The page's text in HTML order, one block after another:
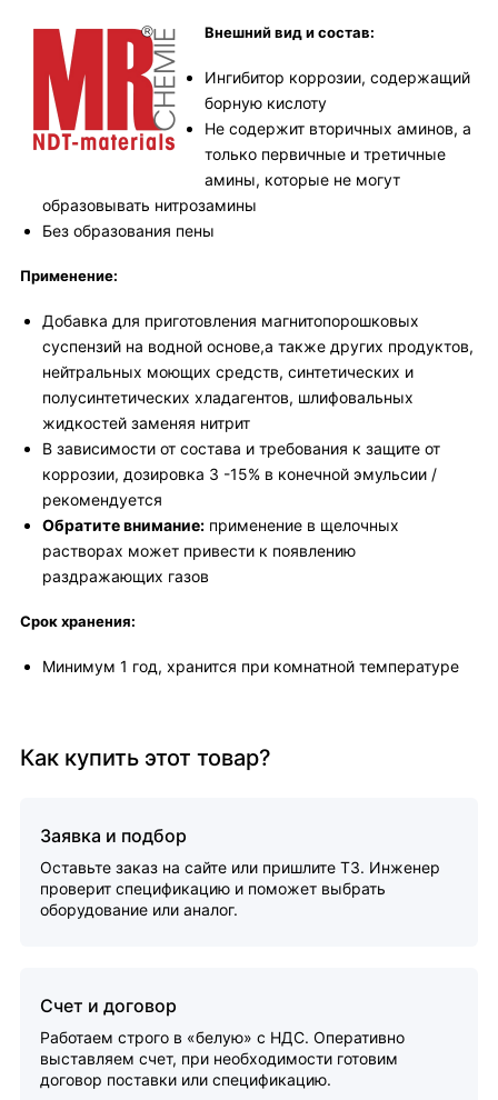
Внешний вид и состав:
Ингибитор коррозии, содержащий
борную кислоту
Не содержит вторичных аминов, а
только первичные и третичные
амины, которые не могут
образовывать нитрозамины
Без образования пены
Применение:
Добавка для приготовления магнитопорошковых
суспензий на водной основе,а также других продуктов,
нейтральных моющих средств, синтетических и
полусинтетических хладагентов, шлифовальных
жидкостей заменяя нитрит
В зависимости от состава и требования к защите от
коррозии, дозировка 3 -15% в конечной эмульсии /
рекомендуется
Обратите внимание: применение в щелочных
растворах может привести к появлению
раздражающих газов
Срок хранения:
Минимум 1 год, хранится при комнатной температуре
Как купить этот товар?
Заявка и подбор
Оставьте заказ на сайте или пришлите ТЗ. Инженер
проверит спецификацию и поможет выбрать
оборудование или аналог.
Счет и договор
Работаем строго в «белую» с НДС. Оперативно
выставляем счет, при необходимости готовим
договор поставки или спецификацию.